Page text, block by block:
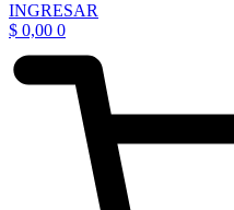
INGRESAR
$ 0,00 0